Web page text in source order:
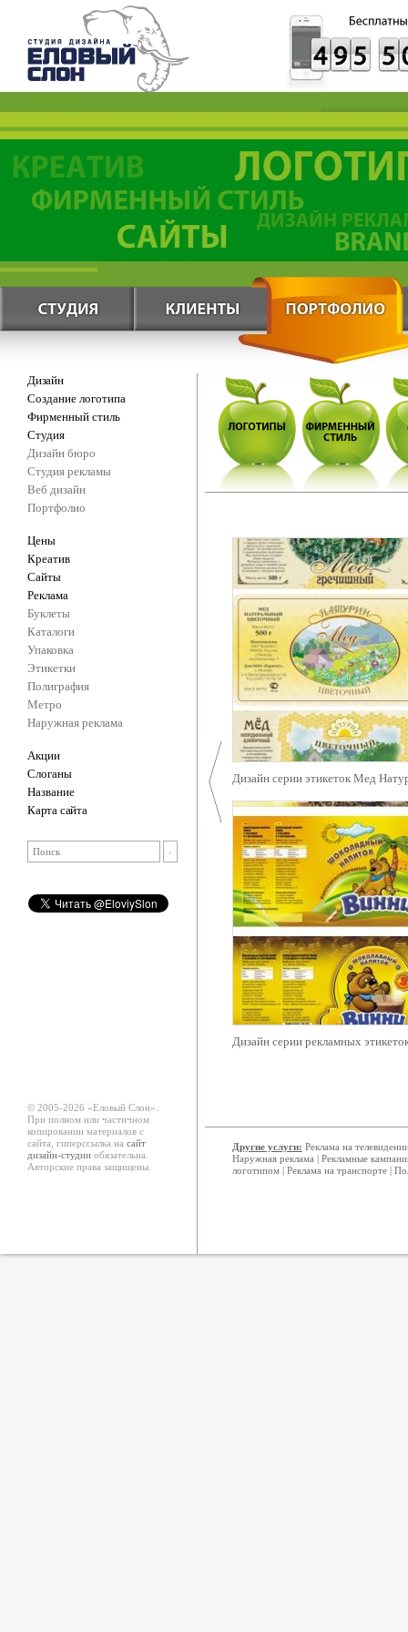
Дизайн
Создание логотипа
Фирменный стиль
Студия
Дизайн бюро
Студия рекламы
Веб дизайн
Портфолио
Цены
Креатив
Сайты
Реклама
Буклеты
Каталоги
Упаковка
Этикетки
Полиграфия
Метро
Наружная реклама
Акции
Слоганы
Название
Карта сайта
Дизайн серии этикеток Мед
Дизайн серии рекламных
© 2005-2026 «Еловый Cлон».
При полном или частичном
копировании материалов с
сайта, гиперссылка на сайт
дизайн-студии обязательна.
Авторские права защищены.
Другие услуги: Реклама на
Наружная реклама | Рекламные
логотипом | Реклама на транспорте |